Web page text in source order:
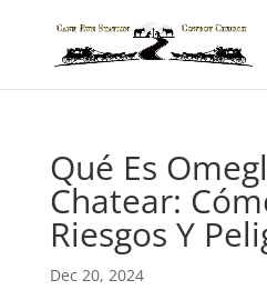
Qué Es
Chatear:
Riesgos Y
Dec 20, 2024